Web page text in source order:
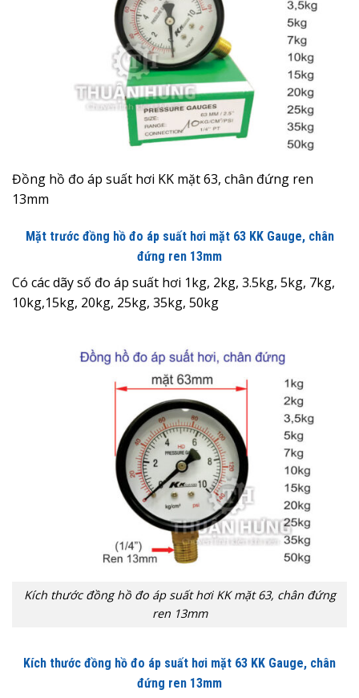
Đồng hồ đo áp suất hơi KK mặt 63, chân đứng ren
13mm
Mặt trước đồng hồ đo áp suất hơi mặt 63 KK Gauge, chân
đứng ren 13mm
Có các dãy số đo áp suất hơi 1kg, 2kg, 3.5kg, 5kg, 7kg,
10kg,15kg, 20kg, 25kg, 35kg, 50kg
Kích thước đồng hồ đo áp suất hơi KK mặt 63, chân đứng
ren 13mm
Kích thước đồng hồ đo áp suất hơi mặt 63 KK Gauge, chân
đứng ren 13mm